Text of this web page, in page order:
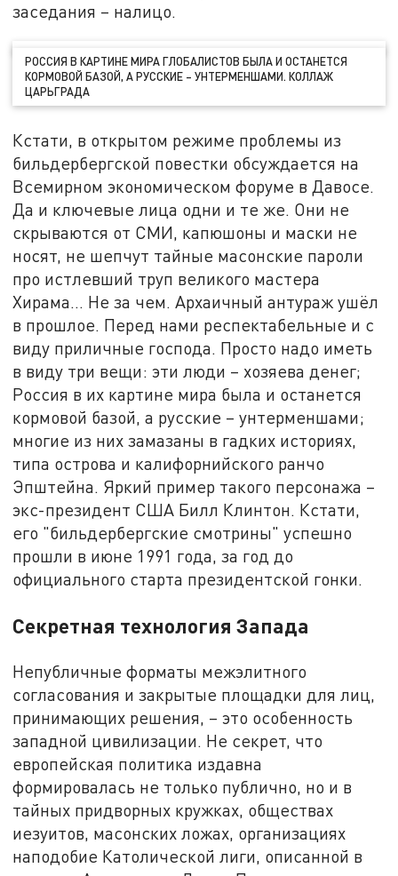
заседания – налицо.
РОССИЯ В КАРТИНЕ МИРА ГЛОБАЛИСТОВ БЫЛА И ОСТАНЕТСЯ
КОРМОВОЙ БАЗОЙ, А РУССКИЕ – УНТЕРМЕНШАМИ. КОЛЛАЖ
ЦАРЬГРАДА
Кстати, в открытом режиме проблемы из
бильдербергской повестки обсуждается на
Всемирном экономическом форуме в Давосе.
Да и ключевые лица одни и те же. Они не
скрываются от СМИ, капюшоны и маски не
носят, не шепчут тайные масонские пароли
про истлевший труп великого мастера
Хирама... Не за чем. Архаичный антураж ушёл
в прошлое. Перед нами респектабельные и с
виду приличные господа. Просто надо иметь
в виду три вещи: эти люди – хозяева денег;
Россия в их картине мира была и останется
кормовой базой, а русские – унтерменшами;
многие из них замазаны в гадких историях,
типа острова и калифорнийского ранчо
Эпштейна. Яркий пример такого персонажа –
экс-президент США Билл Клинтон. Кстати,
его "бильдербергские смотрины" успешно
прошли в июне 1991 года, за год до
официального старта президентской гонки.
Секретная технология Запада
Непубличные форматы межэлитного
согласования и закрытые площадки для лиц,
принимающих решения, – это особенность
западной цивилизации. Не секрет, что
европейская политика издавна
формировалась не только публично, но и в
тайных придворных кружках, обществах
иезуитов, масонских ложах, организациях
наподобие Католической лиги, описанной в